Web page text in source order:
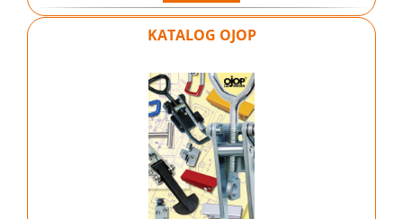
KATALOG OJOP